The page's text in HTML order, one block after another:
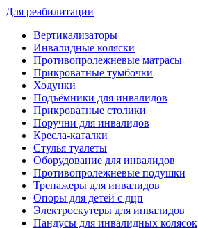
Для реабилитации
Вертикализаторы
Инвалидные коляски
Противопролежневые матрасы
Прикроватные тумбочки
Ходунки
Подъёмники для инвалидов
Прикроватные столики
Поручни для инвалидов
Кресла-каталки
Стулья туалеты
Оборудование для инвалидов
Противопролежневые подушки
Тренажеры для инвалидов
Опоры для детей с дцп
Электроскутеры для инвалидов
Пандусы для инвалидных колясок